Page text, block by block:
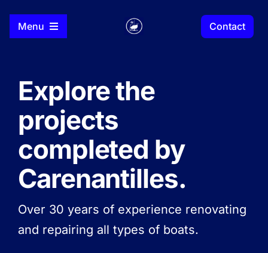
Menu
Shipyard
Our projects
Partners
FR
Contact
Explore the
projects
completed by
Carenantilles.
Over 30 years of experience renovating
and repairing all types of boats.